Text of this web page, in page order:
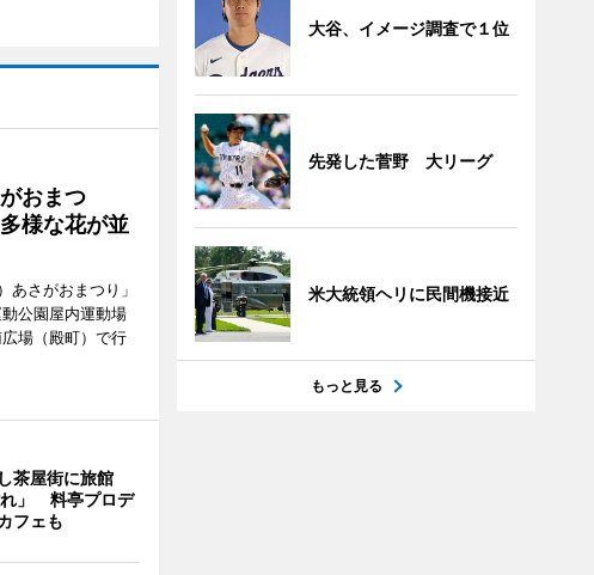
おまつ
様な花が並
あさがおまつり」
公園屋内運動場
場（殿町）で行
茶屋街に旅館
れ」 料亭プロデ
フェも
大谷、イメージ調査で１位
先発した菅野 大リーグ
米大統領ヘリに民間機接近
もっと見る